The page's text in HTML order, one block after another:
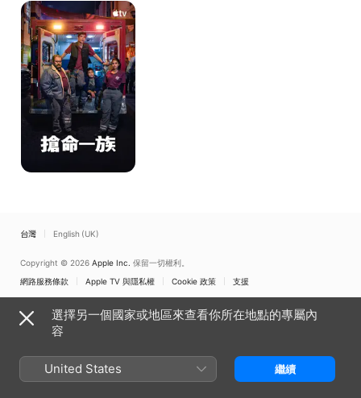
搶
命
一
族
台灣 English (UK)
Copyright © 2026 Apple Inc. 保留一切權利。
網路服務條款
Apple TV 與隱私權 Cookie 政策 支援
選擇另一個國家或地區來查看你所在地點的專屬內
容
United States 繼續